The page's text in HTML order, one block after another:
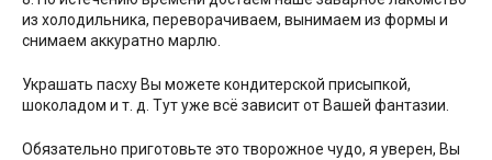
из холодильника, переворачиваем, вынимаем из формы и
снимаем аккуратно марлю.
Украшать пасху Вы можете кондитерской присыпкой,
шоколадом и т. д. Тут уже всё зависит от Вашей фантазии.
Обязательно приготовьте это творожное чудо, я уверен, Вы